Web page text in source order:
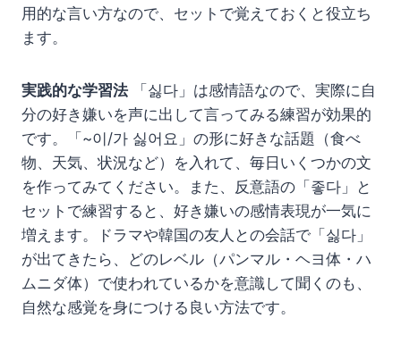
用的な言い方なので、セットで覚えておくと役立ち
ます。
実践的な学習法 「싫다」は感情語なので、実際に自
分の好き嫌いを声に出して言ってみる練習が効果的
です。「~이/가 싫어요」の形に好きな話題（食べ
物、天気、状況など）を入れて、毎日いくつかの文
を作ってみてください。また、反意語の「좋다」と
セットで練習すると、好き嫌いの感情表現が一気に
増えます。ドラマや韓国の友人との会話で「싫다」
が出てきたら、どのレベル（パンマル・ヘヨ体・ハ
ムニダ体）で使われているかを意識して聞くのも、
自然な感覚を身につける良い方法です。